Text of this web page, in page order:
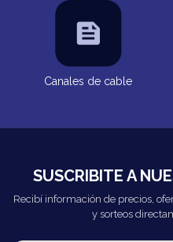
Canales de cable
SUSCRIBITE A
Recibí información de precios,
y sorteos